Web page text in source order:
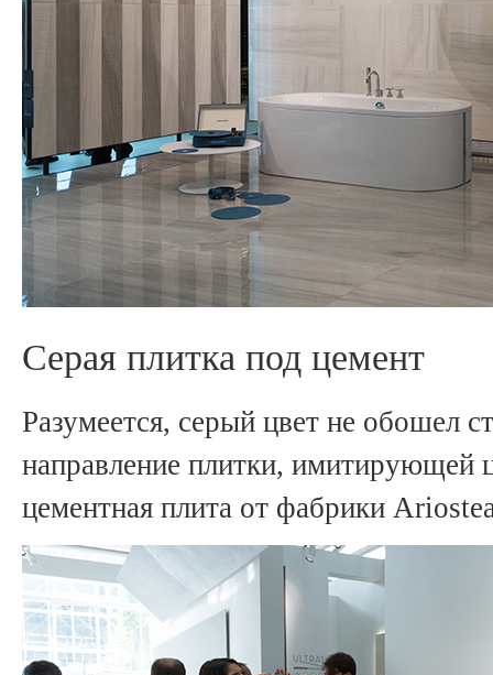
Серая плитка под цемент
Разумеется, серый цвет не обошел
направление плитки, имитирующей
цементная плита от фабрики